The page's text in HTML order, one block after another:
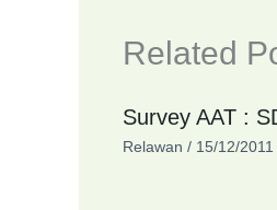
Related
Survey AAT :
Relawan / 15/12/2011